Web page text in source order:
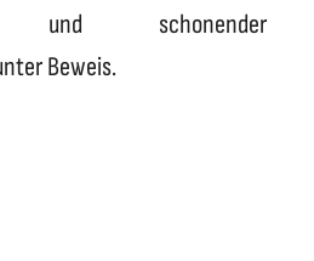
und schonender
Beweis.